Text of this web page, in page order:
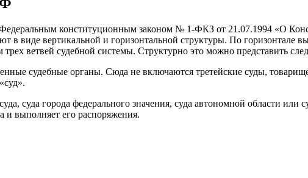
Федеральным конституционным законом № 1-ФКЗ от 21.07.1994 «О
в виде вертикальной и горизонтальной структуры. По горизонтале
ветвей судебной системы. Структурно это можно представить
судебные органы. Сюда не включаются третейские суды,
суда города федерального значения, суда автономной области или
и выполняет его распоряжения.